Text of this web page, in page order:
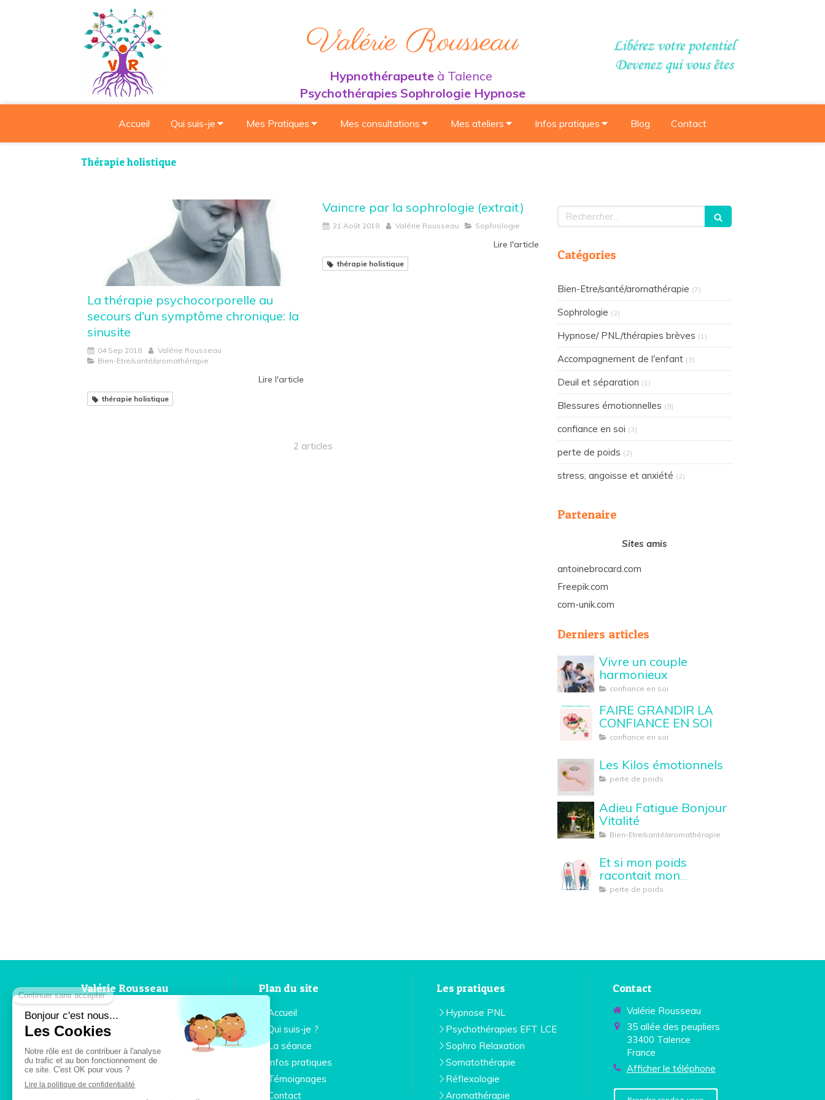
Valérie Rousseau
Hypnothérapeute à Talence
Psychothérapies Sophrologie Hypnose
Accueil Qui suis-je Mes Pratiques Mes consultations Mes ateliers Infos pratiques Blog Contact
Thérapie holistique
La thérapie psychocorporelle au
secours d'un symptôme chronique: la
sinusite
04 Sep 2018
Valérie Rousseau
Bien-Etre/santé/aromathérapie
Lire l'article
thérapie holistique
Vaincre par la sophrologie (extrait)
21 Août 2018 Valérie Rousseau Sophrologie
Lire l'article
thérapie holistique
2 articles
Rechercher
Catégories
Bien-Etre/santé/aromathérapie (7)
Sophrologie (2)
Hypnose/ PNL/thérapies brèves (1)
Accompagnement de l'enfant (3)
Deuil et séparation (1)
Blessures émotionnelles (9)
confiance en soi (3)
perte de poids (2)
stress, angoisse et anxiété (2)
Partenaire
Sites amis
antoinebrocard.com
Freepik.com
com-unik.com
Derniers articles
Vivre un couple
harmonieux
confiance en soi
FAIRE GRANDIR LA
CONFIANCE EN SOI
confiance en soi
Les Kilos émotionnels
perte de poids
Adieu Fatigue Bonjour
Vitalité
Bien-Etre/santé/aromathérapie
Et si mon poids
racontait mon
histoire...
perte de poids
Valérie Rousseau
Valérie Rousseau vous reçoit
en cabinet ou à distance, pour
tout problème de stress, de
maladie psychosomatique, de
mal-être psychique et de
difficulté émotionnelle.
Plan du site
Accueil
Qui suis-je ?
La séance
Infos pratiques
Témoignages
Contact
Les pratiques
Hypnose PNL
Psychothérapies EFT LCE
Sophro Relaxation
Somatothérapie
Réflexologie
Aromathérapie
Contact
Valérie Rousseau
35 allée des peupliers
33400 Talence
France
Afficher le téléphone